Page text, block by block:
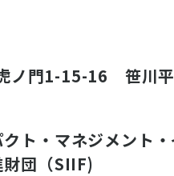
ノ門1-15-16 笹川平
ト・マネジメント
団（SIIF)